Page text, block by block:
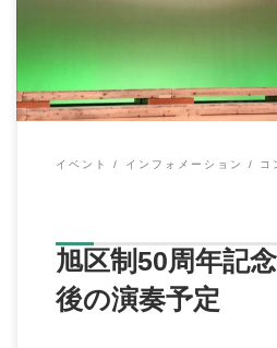
イベント インフォメーション コ
旭区制50周年記
後の演奏予定